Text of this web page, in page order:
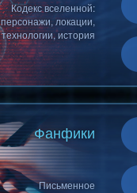
Кодекс вселенной:
персонажи, локации,
технологии, история
Фанфики
Письменное